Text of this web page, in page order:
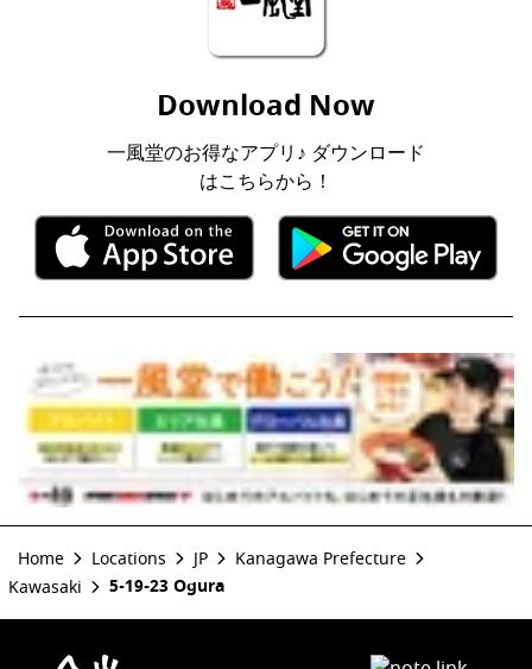
Download Now
一風堂のお得なアプリ♪ ダウンロード
はこちらから！
Home Locations JP
Kanagawa Prefecture
Kawasaki
5-19-23 Ogura